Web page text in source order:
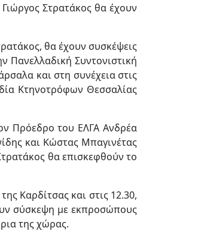
Στρατάκος θα έχουν
θα έχουν συσκέψεις
Πανελλαδική Συντονιστική
και στη συνέχεια στις
Κτηνοτρόφων Θεσσαλίας
Πρόεδρο του ΕΛΓΑ Ανδρέα
και Κώστας Μπαγινέτας
θα επισκεφθούν το
Καρδίτσας και στις 12.30,
σύσκεψη με εκπροσώπους
της χώρας.